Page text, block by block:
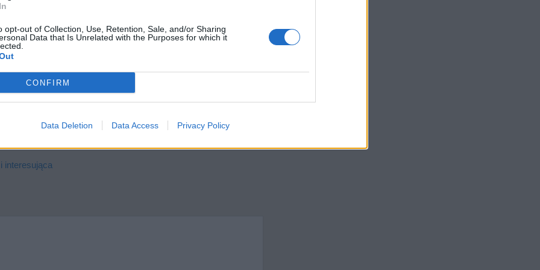
opt-out of Collection, Use, Retention, Sale, and/or Sharing
Data that Is Unrelated with the Purposes for which it
CONFIRM
Data Deletion Data Access Privacy Policy
literatury fantasy
szafa. Udowodnij, że każde z rodzeństwa
interesująca